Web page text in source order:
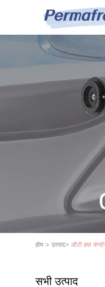
होम > उत्पाद> ऑटो हवा
सभी उत्पाद